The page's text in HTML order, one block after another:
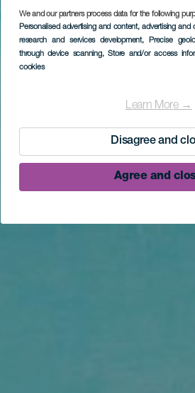
We and our partners process data for the following
Personalised advertising and content, advertising
research and services development, Precise
through device scanning, Store and/or access
cookies
Learn More →
Disagree and
Agree and